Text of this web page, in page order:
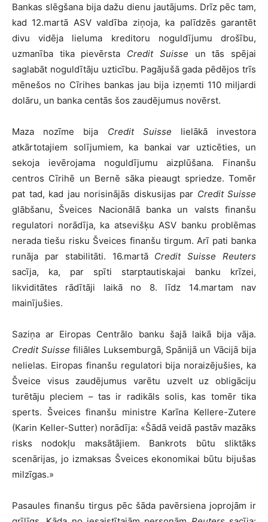
Bankas slēgšana bija dažu dienu jautājums. Drīz pēc tam,
kad 12.martā ASV valdība ziņoja, ka palīdzēs garantēt
divu vidēja lieluma kreditoru noguldījumu drošību,
uzmanība tika pievērsta Credit Suisse un tās spējai
saglabāt noguldītāju uzticību. Pagājušā gada pēdējos trīs
mēnešos no Cīrihes bankas jau bija izņemti 110 miljardi
dolāru, un banka centās šos zaudējumus novērst.
Maza nozīme bija Credit Suisse lielākā investora
atkārtotajiem solījumiem, ka bankai var uzticēties, un
sekoja ievērojama noguldījumu aizplūšana. Finanšu
centros Cīrihē un Bernē sāka pieaugt spriedze. Tomēr
pat tad, kad jau norisinājās diskusijas par Credit Suisse
glābšanu, Šveices Nacionālā banka un valsts finanšu
regulatori norādīja, ka atsevišķu ASV banku problēmas
nerada tiešu risku Šveices finanšu tirgum. Arī pati banka
runāja par stabilitāti. 16.martā Credit Suisse
Reuters
sacīja, ka, par spīti starptautiskajai banku krīzei,
likviditātes rādītāji laikā no 8. līdz 14.martam nav
mainījušies.
Saziņa ar Eiropas Centrālo banku šajā laikā bija vāja.
Credit Suisse filiāles Luksemburgā, Spānijā un Vācijā bija
nelielas. Eiropas finanšu regulatori bija noraizējušies, ka
Šveice visus zaudējumus varētu uzvelt uz obligāciju
turētāju pleciem – tas ir radikāls solis, kas tomēr tika
sperts. Šveices finanšu ministre Karīna Kellere-Zutere
(Karin Keller-Sutter) norādīja: «Šādā veidā pastāv mazāks
risks nodokļu maksātājiem. Bankrots būtu sliktāks
scenārijas, jo izmaksas Šveices ekonomikai būtu bijušas
milzīgas.»
Pasaules finanšu tirgus pēc šāda pavērsiena joprojām ir